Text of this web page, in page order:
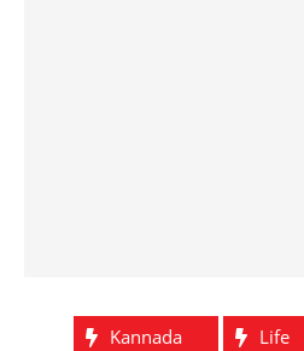
Kannada Life